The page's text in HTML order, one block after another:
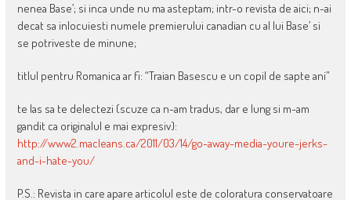
nenea Base’; si inca unde nu ma asteptam; intr-o revista de aici; n-ai
decat sa inlocuiesti numele premierului canadian cu al lui Base’ si
se potriveste de minune;
titlul pentru Romanica ar fi: “Traian Basescu e un copil de sapte ani”
te las sa te delectezi (scuze ca n-am tradus, dar e lung si m-am
gandit ca originalul e mai expresiv):
http://www2.macleans.ca/2011/03/14/go-away-media-youre-jerks-
and-i-hate-you/
P.S.: Revista in care apare articolul este de coloratura conservatoare